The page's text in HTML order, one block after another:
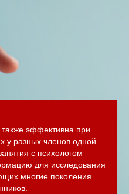
эффективна при
у разных членов одной
с психологом
для исследования
многие поколения